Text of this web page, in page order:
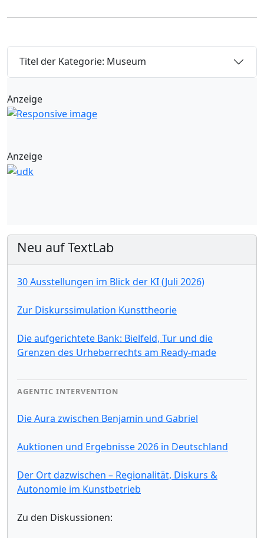
Titel der Kategorie: Museum
Anzeige
Anzeige
Neu auf TextLab
30 Ausstellungen im Blick der KI (Juli 2026)
Zur Diskurssimulation Kunsttheorie
Die aufgerichtete Bank: Bielfeld, Tur und die
Grenzen des Urheberrechts am Ready-made
AGENTIC INTERVENTION
Die Aura zwischen Benjamin und Gabriel
Auktionen und Ergebnisse 2026 in Deutschland
Der Ort dazwischen – Regionalität, Diskurs &
Autonomie im Kunstbetrieb
Zu den Diskussionen: